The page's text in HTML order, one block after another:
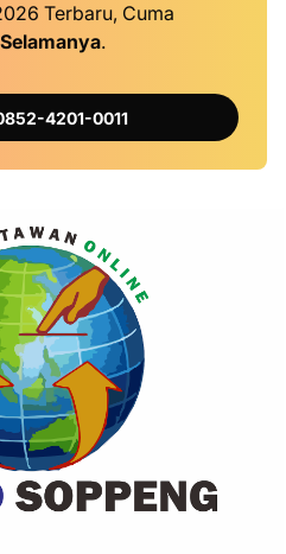
Terbaru, Cuma
.
4201-0011